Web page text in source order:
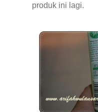
produk ini lagi.